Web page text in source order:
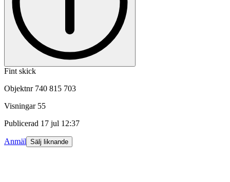
Fint skick
Objektnr 740 815 703
Visningar 55
Publicerad 17 jul 12:37
Anmäl Sälj liknande